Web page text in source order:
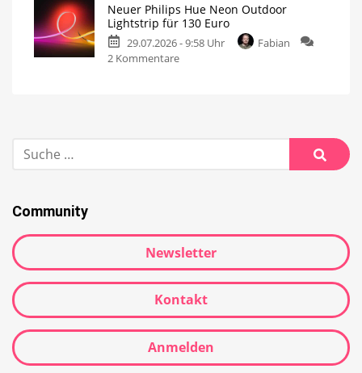
Neuer Philips Hue Neon Outdoor
Lightstrip für 130 Euro
29.07.2026 - 9:58 Uhr
Fabian
2 Kommentare
Community
Newsletter
Kontakt
Anmelden